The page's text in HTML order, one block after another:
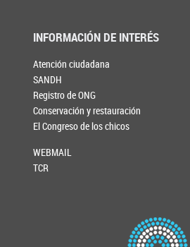
INFORMACIÓN DE INTERÉS
Atención ciudadana
SANDH
Registro de ONG
Conservación y restauración
El Congreso de los chicos
WEBMAIL
TCR